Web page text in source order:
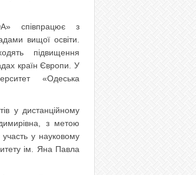
співпрацює з
вищої освіти.
підвищення
країн Європи. У
«Одеська
у дистанційному
з метою
участь у науковому
ім. Яна Павла